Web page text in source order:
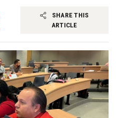
SHARE THIS
ARTICLE